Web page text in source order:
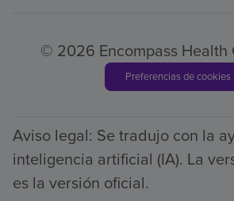
© 2026 Encompass Health
Preferencias de cookies
Aviso legal: Se tradujo con la
inteligencia artificial (IA). La
es la versión oficial.